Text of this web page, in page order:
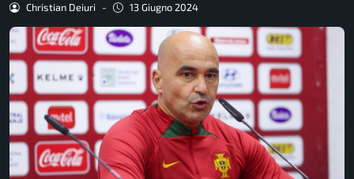
Christian Deiuri - 13 Giugno 2024